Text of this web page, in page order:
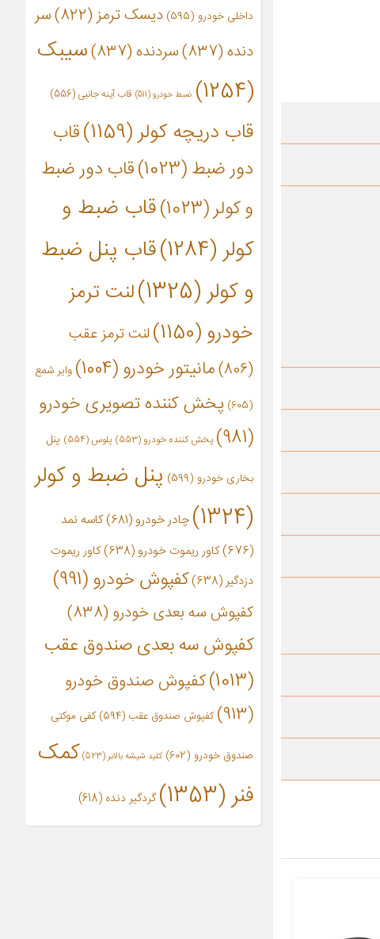
داخلی خودرو (595) دیسک ترمز(822)
سر
دنده(837) سردنده(837)
سیبک
(1254)
ضبط خودرو(511) قاب آینه جانبی (556)
قاب دریچه کولر(1159)
قاب
دور ضبط(1023)
قاب دور ضبط
و کولر(1023)
قاب ضبط و
کولر(1284)
قاب پنل ضبط
و کولر(1325)
لنت ترمز
خودرو(1150)
لنت ترمز عقب
(806)
مانیتور خودرو(1004)
وایر شمع
(605)
پخش کننده تصویری خودرو
(981)
پخش کننده خودرو(553) پلوس(554) پنل
بخاری خودرو (599)
پنل ضبط و کولر
(1324)
چادر خودرو (681)
کاسه نمد
(676)
کاور ریموت خودرو(638)
کاور ریموت
دزدگیر(638) کفپوش خودرو(991)
کفپوش سه بعدی خودرو (838)
کفپوش سه بعدی صندوق عقب
(1013)
کفپوش صندوق خودرو
(913)
کفپوش صندوق عقب (594) کفی موکتی
صندوق خودرو (602) کلید شیشه بالابر(523)
کمک
فنر(1353) گردگیر دنده (618)